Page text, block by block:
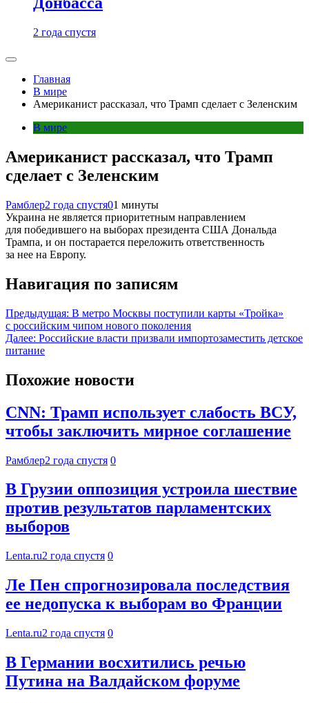
2 года спустя
Главная
В мире
Американист рассказал, что Трамп сделает с Зеленским
В мире
Американист рассказал, что Трамп
сделает с Зеленским
Рамблер2 года спустя01 минуты
Украина не является приоритетным направлением
для победившего на выборах президента США Дональда
Трампа, и он постарается переложить ответственность
за нее на Европу.
Навигация по записям
Предыдущая: В метро Москвы поступили карты «Тройка»
с российским чипом нового поколения
Далее: Российские власти призвали импортозаместить детское
питание
Похожие новости
CNN: Трамп использует слабость ВСУ,
чтобы заключить мирное соглашение
Рамблер2 года спустя 0
В Грузии оппозиция устроила шествие
против результатов парламентских
выборов
Lenta.ru2 года спустя 0
Ле Пен спрогнозировала последствия
ее недопуска к выборам во Франции
Lenta.ru2 года спустя 0
В Германии восхитились речью
Путина на Валдайском форуме